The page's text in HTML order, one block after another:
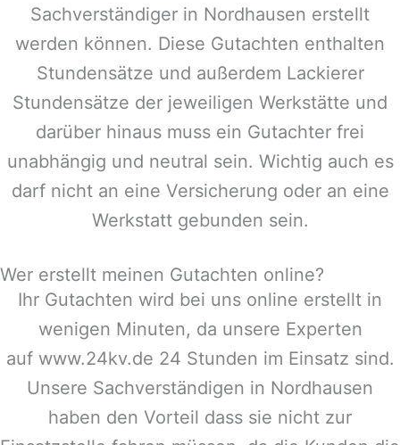
Sachverständiger in Nordhausen erstellt
werden können. Diese Gutachten enthalten
Stundensätze und außerdem Lackierer
Stundensätze der jeweiligen Werkstätte und
darüber hinaus muss ein Gutachter frei
unabhängig und neutral sein. Wichtig auch es
darf nicht an eine Versicherung oder an eine
Werkstatt gebunden sein.
Wer erstellt meinen Gutachten online?
Ihr Gutachten wird bei uns online erstellt in
wenigen Minuten, da unsere Experten
auf www.24kv.de 24 Stunden im Einsatz sind.
Unsere Sachverständigen in Nordhausen
haben den Vorteil dass sie nicht zur